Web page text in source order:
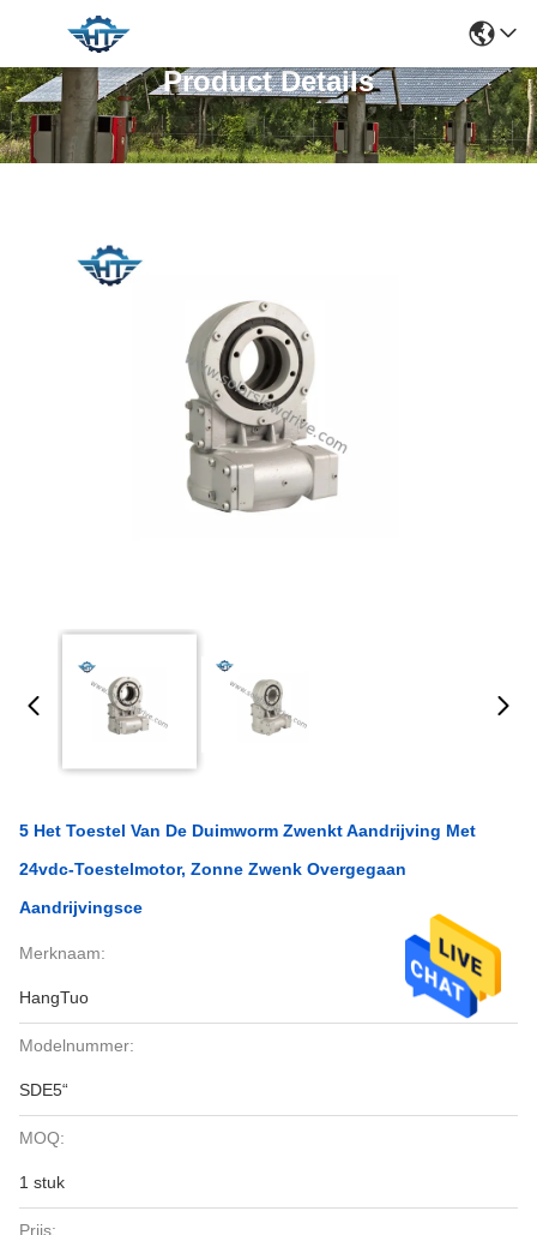
Product Details
5 Het Toestel Van De Duimworm Zwenkt Aandrijving Met
24vdc-Toestelmotor, Zonne Zwenk Overgegaan
Aandrijvingsce
Merknaam:
HangTuo
Modelnummer:
SDE5“
MOQ:
1 stuk
Prijs: